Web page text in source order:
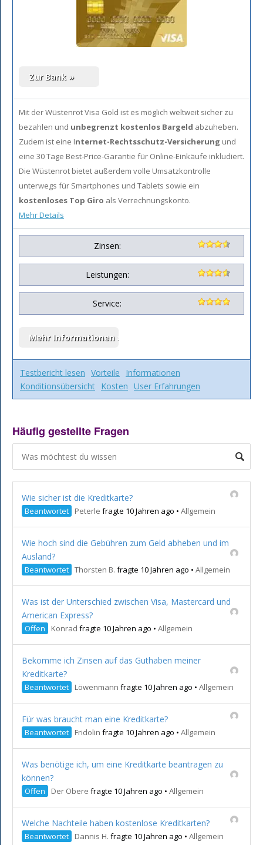
Mit der Wüstenrot Visa Gold ist es möglich weltweit sicher zu
bezahlen und unbegrenzt kostenlos Bargeld abzuheben.
Zudem ist eine Internet-Rechtsschutz-Versicherung und
eine 30 Tage Best-Price-Garantie für Online-Einkäufe inkludiert.
Die Wüstenrot bietet außerdem volle Umsatzkontrolle
unterwegs für Smartphones und Tablets sowie ein
kostenloses Top Giro als Verrechnungskonto.
Mehr Details
Zinsen:
Leistungen:
Service:
Testbericht lesen Vorteile
Informationen
Konditionsübersicht Kosten User Erfahrungen
Häufig gestellte Fragen
Wie sicher ist die Kreditkarte?
Beantwortet Peterle fragte 10 Jahren ago • Allgemein
Wie hoch sind die Gebühren zum Geld abheben und im
Ausland?
Beantwortet Thorsten B. fragte 10 Jahren ago • Allgemein
Was ist der Unterschied zwischen Visa, Mastercard und
American Express?
Offen Konrad fragte 10 Jahren ago • Allgemein
Bekomme ich Zinsen auf das Guthaben meiner
Kreditkarte?
Beantwortet Löwenmann fragte 10 Jahren ago • Allgemein
Für was braucht man eine Kreditkarte?
Beantwortet Fridolin fragte 10 Jahren ago • Allgemein
Was benötige ich, um eine Kreditkarte beantragen zu
können?
Offen Der Obere fragte 10 Jahren ago • Allgemein
Welche Nachteile haben kostenlose Kreditkarten?
Beantwortet Dannis H. fragte 10 Jahren ago • Allgemein